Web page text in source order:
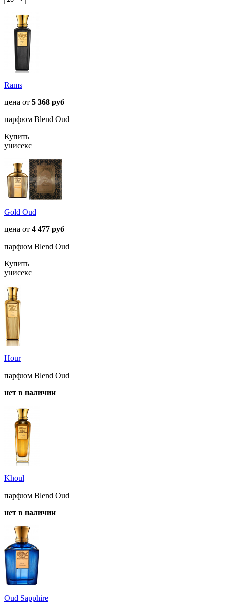
Rams
цена от 5 368 руб
парфюм Blend Oud
Купить
унисекс
Gold Oud
цена от 4 477 руб
парфюм Blend Oud
Купить
унисекс
Hour
парфюм Blend Oud
нет в наличии
Khoul
парфюм Blend Oud
нет в наличии
Oud Sapphire